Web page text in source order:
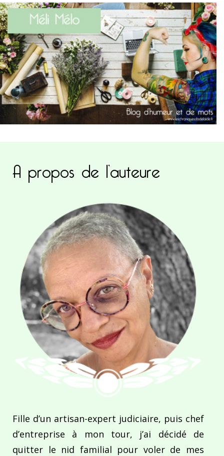
A propos de l’auteure
Fille d’un artisan-expert judiciaire, puis chef
d’entreprise à mon tour, j’ai décidé de
quitter le nid familial pour voler de mes